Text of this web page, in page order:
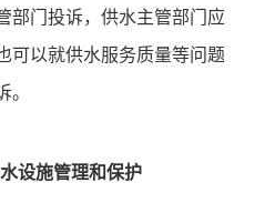
部门投诉，供水主管部门应
可以就供水服务质量等问题
。
设施管理和保护